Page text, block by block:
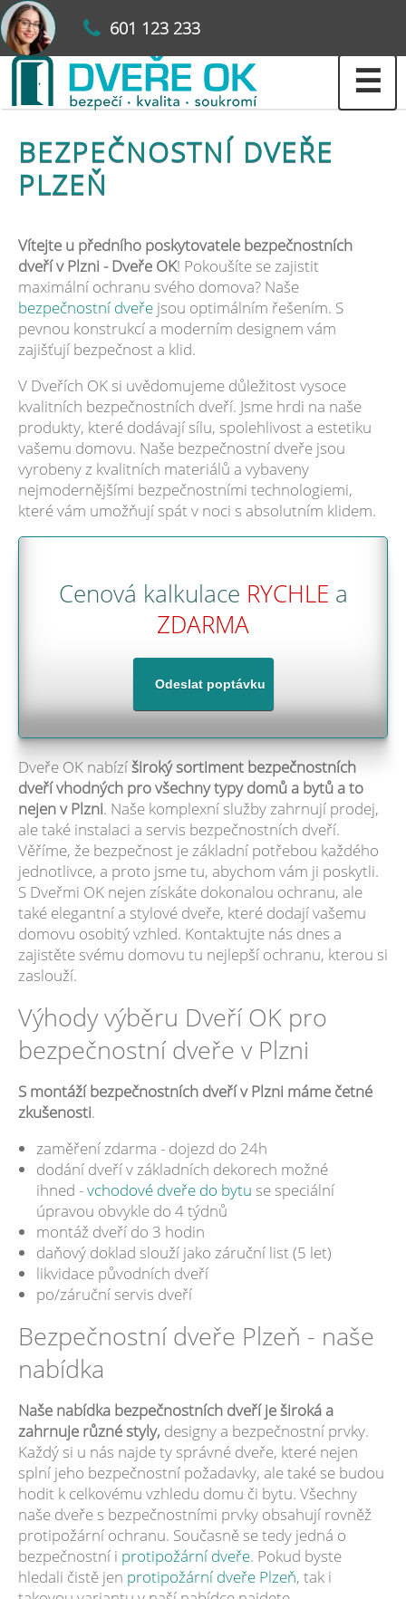
601 123 233
☰
BEZPEČNOSTNÍ DVEŘE
PLZEŇ
Vítejte u předního poskytovatele bezpečnostních
dveří v Plzni - Dveře OK! Pokoušíte se zajistit
maximální ochranu svého domova? Naše
bezpečnostní dveře jsou optimálním řešením. S
pevnou konstrukcí a moderním designem vám
zajišťují bezpečnost a klid.
V Dveřích OK si uvědomujeme důležitost vysoce
kvalitních bezpečnostních dveří. Jsme hrdi na naše
produkty, které dodávají sílu, spolehlivost a estetiku
vašemu domovu. Naše bezpečnostní dveře jsou
vyrobeny z kvalitních materiálů a vybaveny
nejmodernějšími bezpečnostními technologiemi,
které vám umožňují spát v noci s absolutním klidem.
Cenová kalkulace RYCHLE a
ZDARMA
Dveře OK nabízíširoký sortiment bezpečnostních
dveří vhodných pro všechny typy domů a bytů a to
nejen v Plzni. Naše komplexní služby zahrnují prodej,
ale také instalaci a servis bezpečnostních dveří.
Věříme, že bezpečnost je základní potřebou každého
jednotlivce, a proto jsme tu, abychom vám ji poskytli.
S Dveřmi OK nejen získáte dokonalou ochranu, ale
také elegantní a stylové dveře, které dodají vašemu
domovu osobitý vzhled. Kontaktujte nás dnes a
zajistěte svému domovu tu nejlepší ochranu, kterou si
zaslouží.
Výhody výběru Dveří OK pro
bezpečnostní dveře v Plzni
S montáží bezpečnostních dveří v Plzni máme četné
zkušenosti.
zaměření zdarma - dojezd do 24h
dodání dveří v základních dekorech možné
ihned -vchodové dveře do bytu se speciální
úpravou obvykle do 4 týdnů
montáž dveří do 3 hodin
daňový doklad slouží jako záruční list (5 let)
likvidace původních dveří
po/záruční servis dveří
Bezpečnostní dveře Plzeň - naše
nabídka
Naše nabídka bezpečnostních dveří je široká a
zahrnuje různé styly, designy a bezpečnostní prvky.
Každý si u nás najde ty správné dveře, které nejen
splní jeho bezpečnostní požadavky, ale také se budou
hodit k celkovému vzhledu domu či bytu. Všechny
naše dveře s bezpečnostními prvky obsahují rovněž
protipožární ochranu. Současně se tedy jedná o
bezpečnostní i protipožární dveře. Pokud byste
hledali čistě jen protipožární dveře Plzeň, tak i